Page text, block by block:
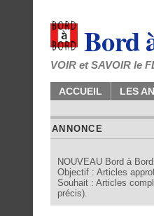
Bord
VOIR et SAVOIR le
ACCUEIL LES
ANNONCE
NOUVEAU Bord à
Objectif : Articles
Souhait : Articles
précis).